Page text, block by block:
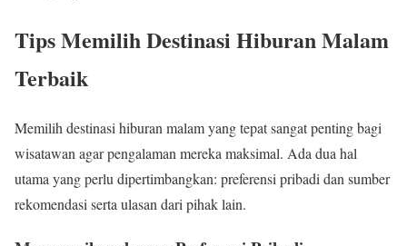
Tips Memilih Destinasi Hiburan Malam
Terbaik
Memilih destinasi hiburan malam yang tepat sangat penting bagi
wisatawan agar pengalaman mereka maksimal. Ada dua hal
utama yang perlu dipertimbangkan: preferensi pribadi dan sumber
rekomendasi serta ulasan dari pihak lain.